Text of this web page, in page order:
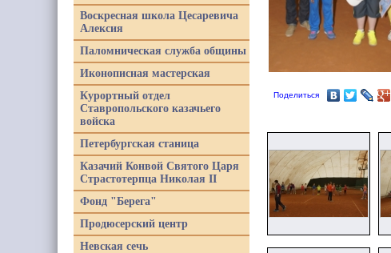
Поделиться
Воскресная школа Цесаревича
Алексия
Паломническая служба общины
Иконописная мастерская
Курортный отдел
Ставропольского казачьего
войска
Петербургская станица
Казачий Конвой Святого Царя
Страстотерпца Николая II
Фонд "Берега"
Продюсерский центр
Невская сечь